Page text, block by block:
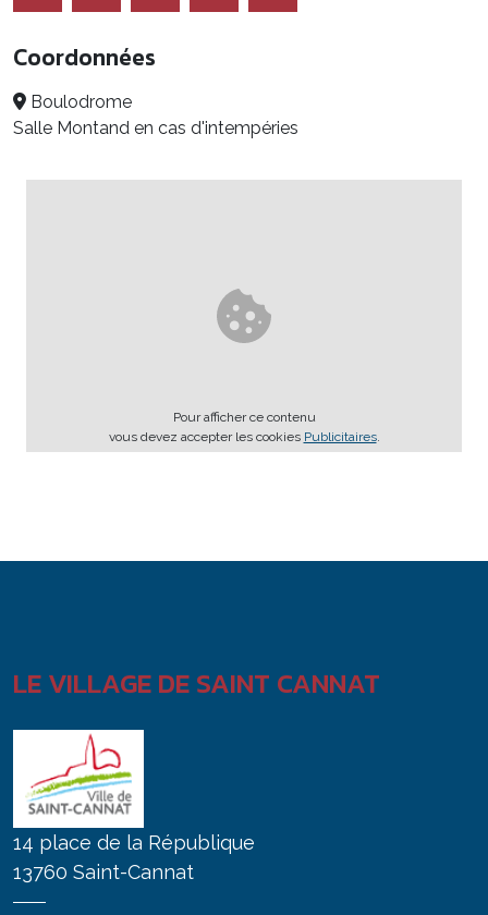
Coordonnées
Boulodrome
Salle Montand en cas d'intempéries
Pour afficher ce contenu
vous devez accepter les cookies Publicitaires.
LE VILLAGE DE SAINT CANNAT
14 place de la République
13760 Saint-Cannat